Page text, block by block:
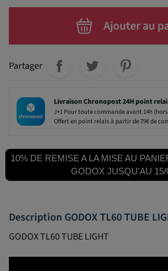
Ajouter au
Partager
Livraison Chronopost 24H point
J+1 Pour toute commande avant 14h
Offert en point relais à partir de 79€ de
10% DE REMISE A LA MISE AU
GODOX JUSQU'AU 15/
Description GODOX TL60 TUBE
GODOX TL60 TUBE LIGHT